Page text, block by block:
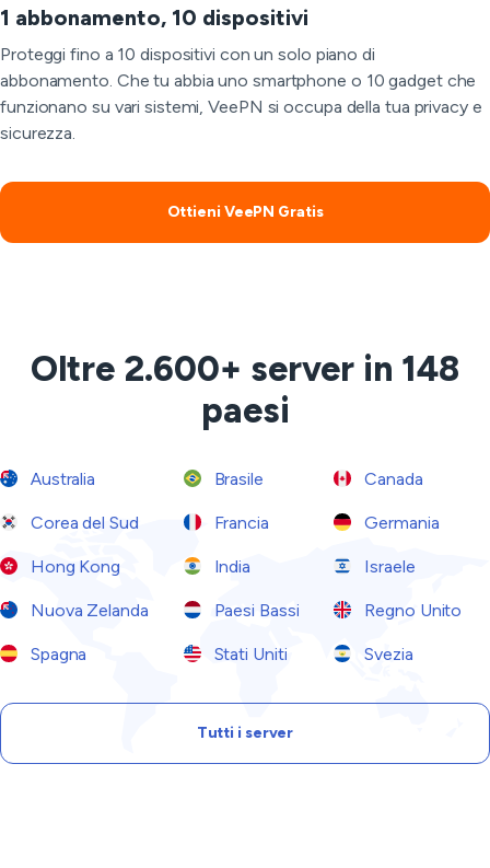
1 abbonamento, 10 dispositivi
Proteggi fino a 10 dispositivi con un solo piano di
abbonamento. Che tu abbia uno smartphone o 10 gadget che
funzionano su vari sistemi, VeePN si occupa della tua privacy e
sicurezza.
Ottieni VeePN Gratis
Oltre 2.600+ server in 148
paesi
Australia Brasile Canada
Corea del Sud Francia Germania
Hong Kong India Israele
Nuova Zelanda Paesi Bassi Regno Unito
Spagna Stati Uniti Svezia
Tutti i server